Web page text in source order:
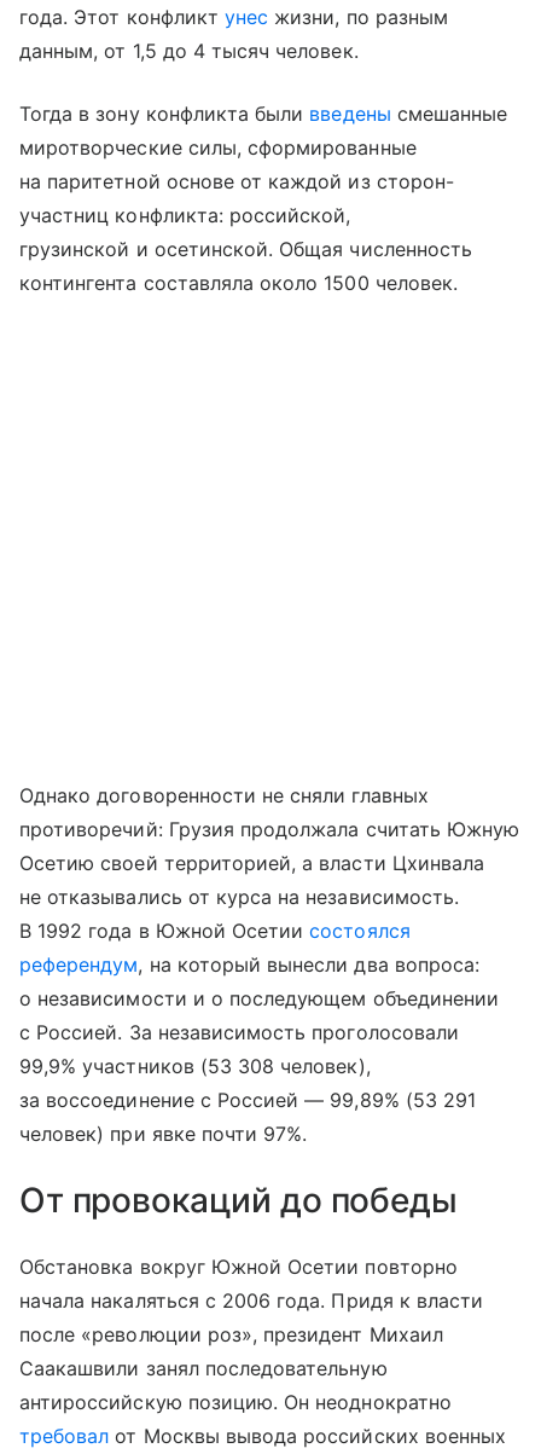
года. Этот конфликт унес жизни, по разным
данным, от 1,5 до 4 тысяч человек.
Тогда в зону конфликта были введены смешанные
миротворческие силы, сформированные
на паритетной основе от каждой из сторон-
участниц конфликта: российской,
грузинской и осетинской. Общая численность
контингента составляла около 1500 человек.
Однако договоренности не сняли главных
противоречий: Грузия продолжала считать Южную
Осетию своей территорией, а власти Цхинвала
не отказывались от курса на независимость.
В 1992 года в Южной Осетиисостоялся
референдум, на который вынесли два вопроса:
о независимости и о последующем объединении
с Россией. За независимость проголосовали
99,9% участников (53 308 человек),
за воссоединение с Россией — 99,89% (53 291
человек) при явке почти 97%.
От провокаций до победы
Обстановка вокруг Южной Осетии повторно
начала накаляться с 2006 года. Придя к власти
после «революции роз», президент Михаил
Саакашвили занял последовательную
антироссийскую позицию. Он неоднократно
требовал от Москвы вывода российских военных